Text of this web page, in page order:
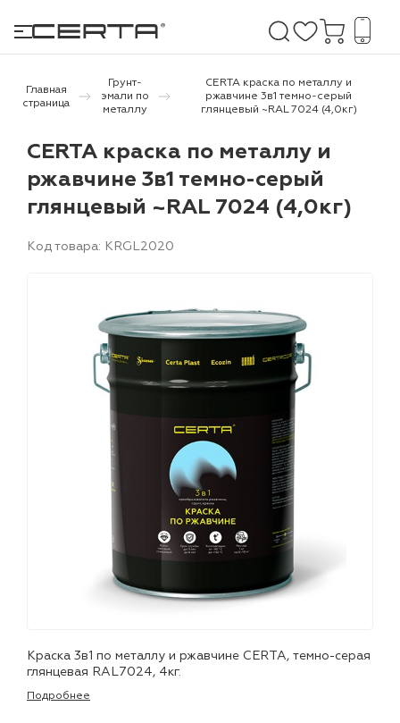
и дачи
бетону,
и эмали
Главная
страница
Грунт-
эмали по
металлу
CERTA краска по металлу и
ржавчине 3в1 темно-серый
глянцевый ~RAL 7024 (4,0кг)
CERTA краска по металлу и
ржавчине 3в1 темно-серый
глянцевый ~RAL 7024 (4,0кг)
Код товара: KRGL2020
Краска 3в1 по металлу и ржавчине CERTA, темно-серая
глянцевая RAL7024, 4кг.
Подробнее